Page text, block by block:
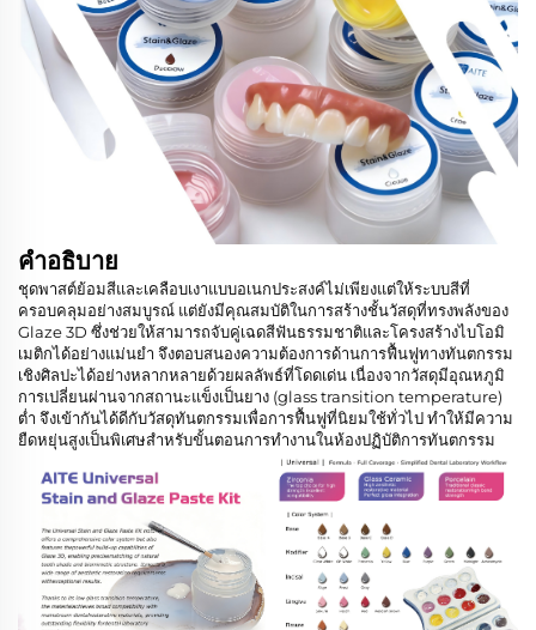
คำอธิบาย
ชุดพาสต์ย้อมสีและเคลือบเงาแบบอเนกประสงค์ไม่เพียงแต่ให้ระบบสีที่
ครอบคลุมอย่างสมบูรณ์ แต่ยังมีคุณสมบัติในการสร้างชั้นวัสดุที่ทรงพลังของ
Glaze 3D ซึ่งช่วยให้สามารถจับคู่เฉดสีฟันธรรมชาติและโครงสร้างไบโอมิ
เมติกได้อย่างแม่นยำ จึงตอบสนองความต้องการด้านการฟื้นฟูทางทันตกรรม
เชิงศิลปะได้อย่างหลากหลายด้วยผลลัพธ์ที่โดดเด่น เนื่องจากวัสดุมีอุณหภูมิ
การเปลี่ยนผ่านจากสถานะแข็งเป็นยาง (glass transition temperature)
ต่ำ จึงเข้ากันได้ดีกับวัสดุทันตกรรมเพื่อการฟื้นฟูที่นิยมใช้ทั่วไป ทำให้มีความ
ยืดหยุ่นสูงเป็นพิเศษสำหรับขั้นตอนการทำงานในห้องปฏิบัติการทันตกรรม